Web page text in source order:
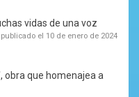
vidas de una voz
publicado el 10 de enero de 2024
obra que homenajea a